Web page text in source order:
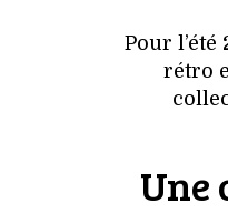
Pour l’été
rétro
Une